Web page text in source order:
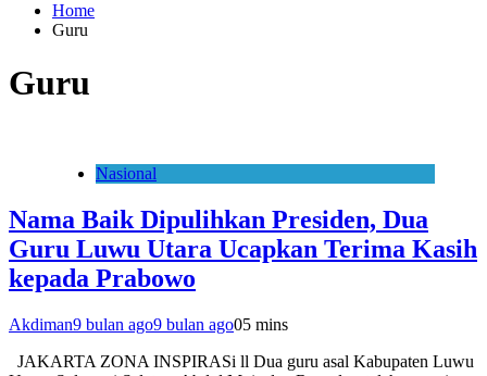
Home
Guru
Guru
Nasional
Nama Baik Dipulihkan Presiden, Dua
Guru Luwu Utara Ucapkan Terima Kasih
kepada Prabowo
Akdiman9 bulan ago9 bulan ago05 mins
JAKARTA ZONA INSPIRASi ll Dua guru asal Kabupaten Luwu